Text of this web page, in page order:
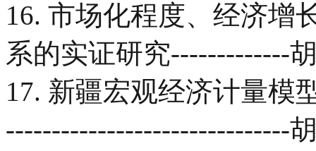
16. 市场化程度、经济增
系的实证研究-------------
17. 新疆宏观经济计量模
-------------------------------